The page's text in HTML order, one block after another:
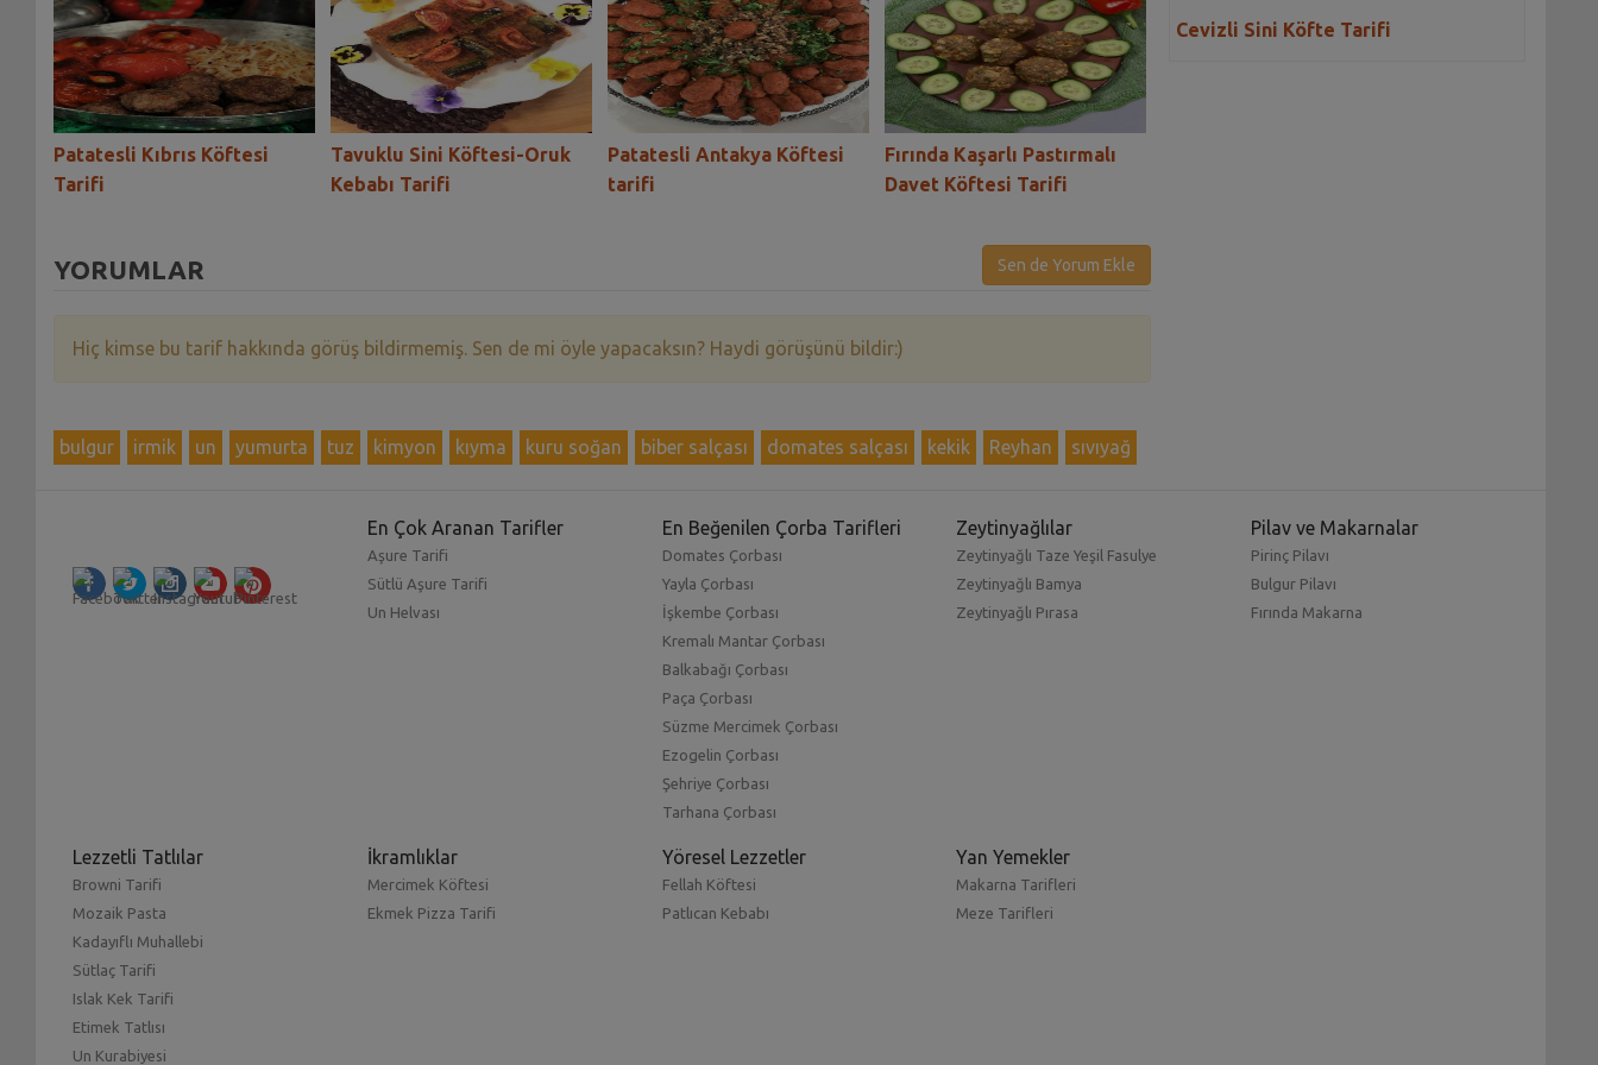
Patatesli Kıbrıs Köftesi
Tarifi
Tavuklu Sini Köftesi-Oruk
Kebabı Tarifi
Patatesli Antakya Köftesi
tarifi
Fırında Kaşarlı Pastırmalı
Davet Köftesi Tarifi
YORUMLAR Sen de Yorum Ekle
Hiç kimse bu tarif hakkında görüş bildirmemiş. Sen de mi öyle yapacaksın? Haydi görüşünü bildir:)
bulgur irmik un yumurta tuz kimyon kıyma kuru soğan biber salçası domates salçası kekik Reyhan sıvıyağ
Cevizli Sini Köfte Tarifi
En Çok Aranan Tarifler
Aşure Tarifi
Sütlü Aşure Tarifi
Un Helvası
En Beğenilen Çorba Tarifleri
Domates Çorbası
Yayla Çorbası
İşkembe Çorbası
Kremalı Mantar Çorbası
Balkabağı Çorbası
Paça Çorbası
Süzme Mercimek Çorbası
Ezogelin Çorbası
Şehriye Çorbası
Tarhana Çorbası
Zeytinyağlılar
Zeytinyağlı Taze Yeşil Fasulye
Zeytinyağlı Bamya
Zeytinyağlı Pırasa
Pilav ve Makarnalar
Pirinç Pilavı
Bulgur Pilavı
Fırında Makarna
Lezzetli Tatlılar
Browni Tarifi
Mozaik Pasta
Kadayıflı Muhallebi
Sütlaç Tarifi
Islak Kek Tarifi
Etimek Tatlısı
Un Kurabiyesi
İkramlıklar
Mercimek Köftesi
Ekmek Pizza Tarifi
Yöresel Lezzetler
Fellah Köftesi
Patlıcan Kebabı
Yan Yemekler
Makarna Tarifleri
Meze Tarifleri